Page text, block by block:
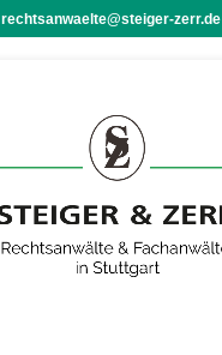
rechtsanwaelte@steiger-zerr.de